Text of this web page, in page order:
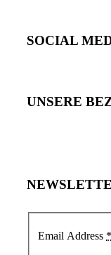
SOCIAL
UNSERE
Email Address *